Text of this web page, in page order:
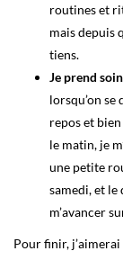
routines et
mais depuis
tiens.
Je prend
lorsqu’on se
repos et
le matin, je
une petite
samedi, et le
m’avancer
Pour finir, j’aimerai